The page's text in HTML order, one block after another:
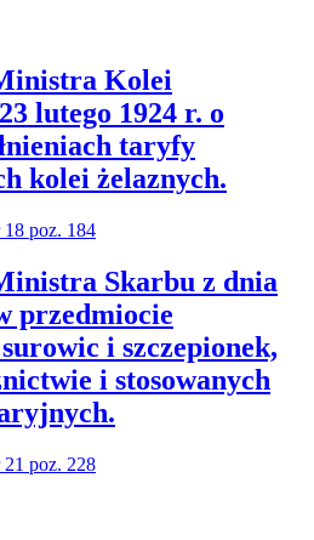
Kolei
lutego 1924 r. o
taryfy
kolei żelaznych.
poz. 184
Skarbu z dnia
przedmiocie
i szczepionek,
i stosowanych
poz. 228